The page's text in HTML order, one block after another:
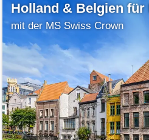
Holland & Belgien für
mit der MS Swiss Crown